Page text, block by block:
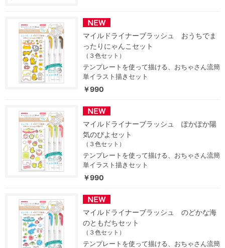
マイルドライナーブラッシュ おうちでま
ったりにゃんこセット
（３色セット）
テンプレートを使って描ける、おちゃさん流簡
単イラスト描きセット
￥990
マイルドライナーブラッシュ ぽかぽか陽
気のぴよセット
（３色セット）
テンプレートを使って描ける、おちゃさん流簡
単イラスト描きセット
￥990
マイルドライナーブラッシュ のどかな海
のともだちセット
（３色セット）
テンプレートを使って描ける、おちゃさん流簡